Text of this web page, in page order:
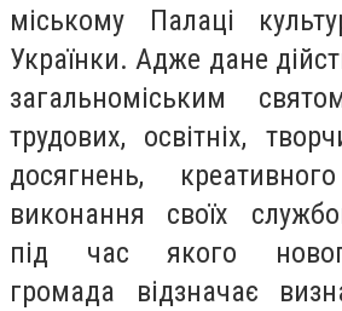
міському Палаці
Українки. Адже дане
загальноміським
трудових, освітніх,
досягнень,
виконання своїх
під час якого
громада відзначає